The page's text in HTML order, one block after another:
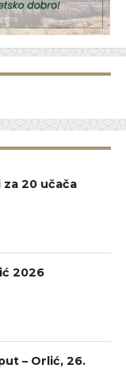
20 učača
2026
– Orlić, 26.